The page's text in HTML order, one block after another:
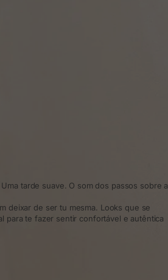
tarde suave. O som dos passos sobre a
deixar de ser tu mesma. Looks que se
para te fazer sentir confortável e autêntica